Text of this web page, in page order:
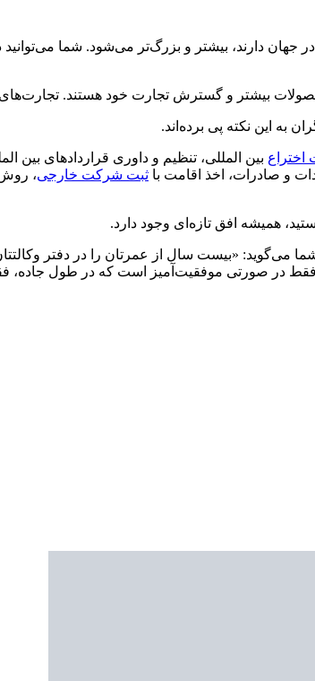
دارند، بیشتر و بزرگ‌تر می‌شود. شما می‌توانید
بیشتر و گسترش تجارت خود هستند.
به این نکته پی برده‌اند.
اختراع بین المللی، تنظیم و داوری قراردادهای بین
و صادرات، اخذ اقامت با ثبت شرکت خارجی،
همیشه افق تازه‌ای وجود دارد.
می‌گوید: «بیست سال از عمرتان را در دفتر
فقط در صورتی موفقیت‌آمیز است که در طول جاده،